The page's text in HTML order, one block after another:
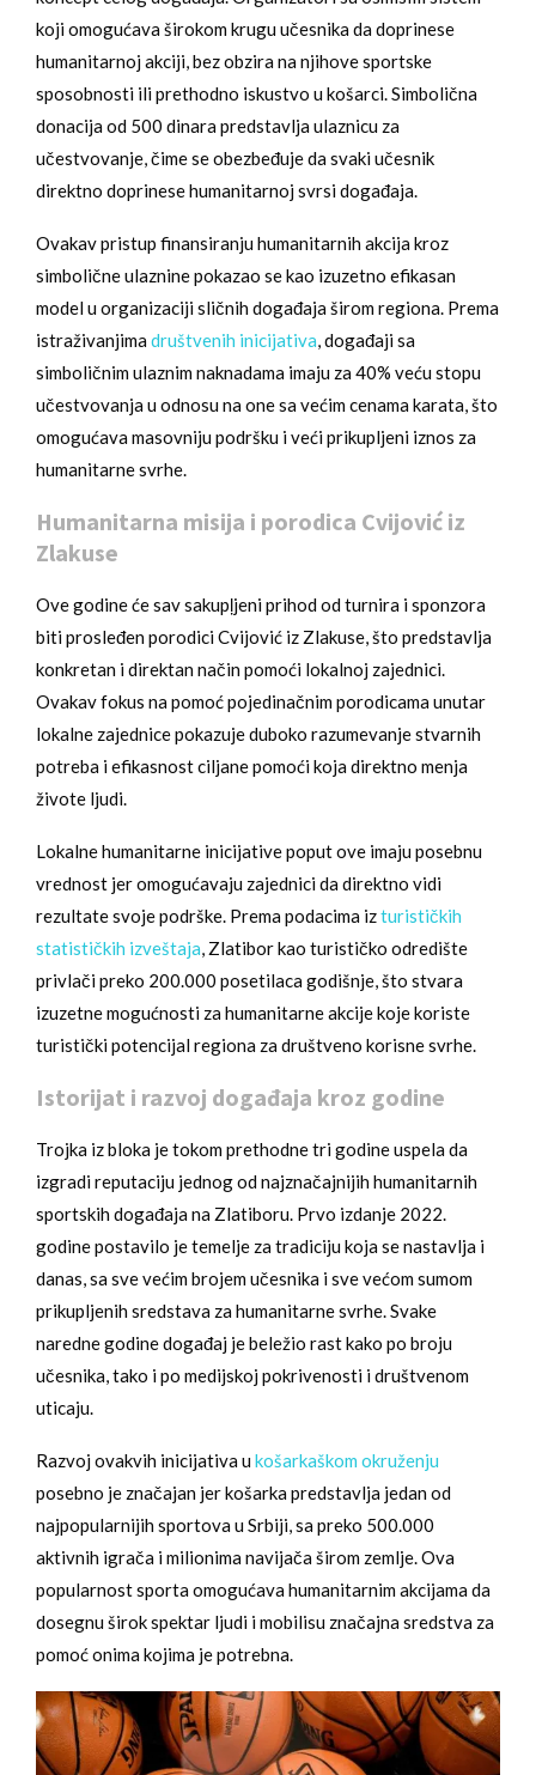
koji omogućava širokom krugu učesnika da doprinese
humanitarnoj akciji, bez obzira na njihove sportske
sposobnosti ili prethodno iskustvo u košarci. Simbolična
donacija od 500 dinara predstavlja ulaznicu za
učestvovanje, čime se obezbeđuje da svaki učesnik
direktno doprinese humanitarnoj svrsi događaja.
Ovakav pristup finansiranju humanitarnih akcija kroz
simbolične ulaznine pokazao se kao izuzetno efikasan
model u organizaciji sličnih događaja širom regiona. Prema
istraživanjimadruštvenih inicijativa, događaji sa
simboličnim ulaznim naknadama imaju za 40% veću stopu
učestvovanja u odnosu na one sa većim cenama karata, što
omogućava masovniju podršku i veći prikupljeni iznos za
humanitarne svrhe.
Humanitarna misija i porodica Cvijović iz
Zlakuse
Ove godine će sav sakupļjeni prihod od turnira i sponzora
biti prosleđen porodici Cvijović iz Zlakuse, što predstavlja
konkretan i direktan način pomoći lokalnoj zajednici.
Ovakav fokus na pomoć pojedinačnim porodicama unutar
lokalne zajednice pokazuje duboko razumevanje stvarnih
potreba i efikasnost ciljane pomoći koja direktno menja
živote ljudi.
Lokalne humanitarne inicijative poput ove imaju posebnu
vrednost jer omogućavaju zajednici da direktno vidi
rezultate svoje podrške. Prema podacima izturističkih
statističkih izveštaja, Zlatibor kao turističko odredište
privlači preko 200.000 posetilaca godišnje, što stvara
izuzetne mogućnosti za humanitarne akcije koje koriste
turistički potencijal regiona za društveno korisne svrhe.
Istorijat i razvoj događaja kroz godine
Trojka iz bloka je tokom prethodne tri godine uspela da
izgradi reputaciju jednog od najznačajnijih humanitarnih
sportskih događaja na Zlatiboru. Prvo izdanje 2022.
godine postavilo je temelje za tradiciju koja se nastavlja i
danas, sa sve većim brojem učesnika i sve većom sumom
prikupljenih sredstava za humanitarne svrhe. Svake
naredne godine događaj je beležio rast kako po broju
učesnika, tako i po medijskoj pokrivenosti i društvenom
uticaju.
Razvoj ovakvih inicijativa ukošarkaškom okruženju
posebno je značajan jer košarka predstavlja jedan od
najpopularnijih sportova u Srbiji, sa preko 500.000
aktivnih igrača i milionima navijača širom zemlje. Ova
popularnost sporta omogućava humanitarnim akcijama da
dosegnu širok spektar ljudi i mobilisu značajna sredstva za
pomoć onima kojima je potrebna.